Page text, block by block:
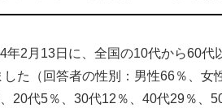
2月13日に、全国の10代から60代
した（回答者の性別：男性66％、
20代5％、30代12％、40代29％、